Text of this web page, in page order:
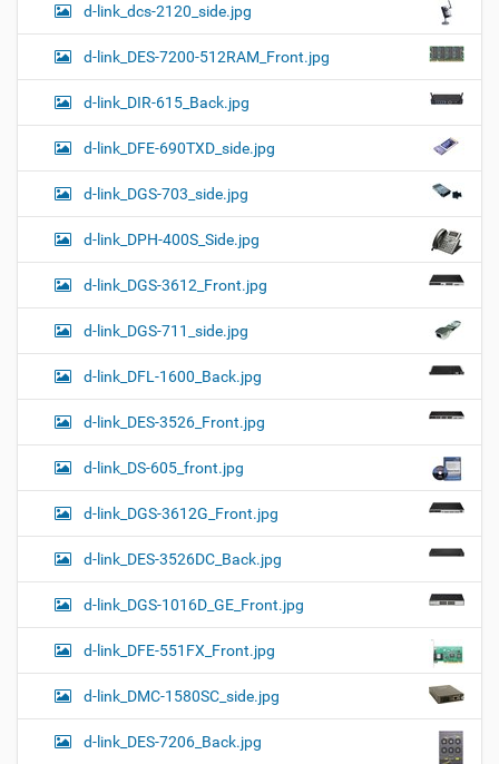
d-link_dcs-2120_side.jpg
d-link_DES-7200-512RAM_Front.jpg
d-link_DIR-615_Back.jpg
d-link_DFE-690TXD_side.jpg
d-link_DGS-703_side.jpg
d-link_DPH-400S_Side.jpg
d-link_DGS-3612_Front.jpg
d-link_DGS-711_side.jpg
d-link_DFL-1600_Back.jpg
d-link_DES-3526_Front.jpg
d-link_DS-605_front.jpg
d-link_DGS-3612G_Front.jpg
d-link_DES-3526DC_Back.jpg
d-link_DGS-1016D_GE_Front.jpg
d-link_DFE-551FX_Front.jpg
d-link_DMC-1580SC_side.jpg
d-link_DES-7206_Back.jpg